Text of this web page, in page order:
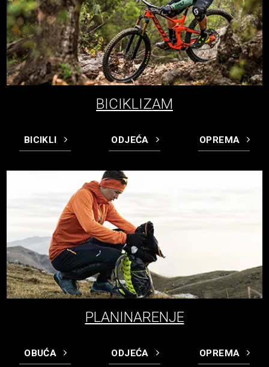
BICIKLIZAM
BICIKLI ODJEĆA OPREMA
PLANINARENJE
OBUĆA ODJEĆA OPREMA